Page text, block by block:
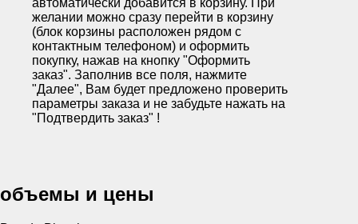
автоматически добавится в корзину. При
желании можно сразу перейти в корзину
(блок корзины расположен рядом с
контактным телефоном) и оформить
покупку, нажав на кнопку "Оформить
заказ". Заполнив все поля, нажмите
"Далее", Вам будет предложено проверить
параметры заказа и не забудьте нажать на
"Подтвердить заказ" !
объемы и цены